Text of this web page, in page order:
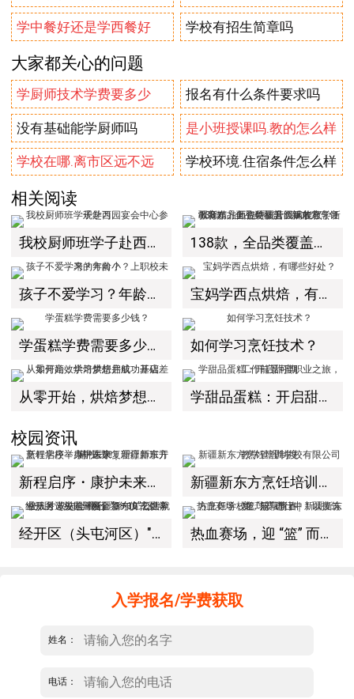
学中餐好还是学西餐好 学校有招生简章吗
大家都关心的问题
学厨师技术学费要多少 报名有什么条件要求吗
没有基础能学厨师吗 是小班授课吗.教的怎么样
学校在哪.离市区远不远 学校环境.住宿条件怎么样
相关阅读
我校厨师班学子赴西园宴会中心参观学习 138款，全品类覆盖！新东方烹饪教育精品面包特训营圆满收官，新疆新东方师资硬核升级赋能教学！
孩子不爱学习？年龄小？上职校未来的方向？ 宝妈学西点烘焙，有哪些好处？
学蛋糕学费需要多少钱？ 如何学习烹饪技术？
从零开始，烘焙梦想启航：基础差如何高效学习烘焙并成功开店 学甜品蛋糕：开启甜蜜职业之旅，工作前景可期
校园资讯
新程启序・康护未来｜新疆新东方烹饪学校举办中医康复理疗师班开幕仪式！ 新疆新东方烹饪培训学校有限公司教学管理制度
经开区（头屯河区）"3+10"公共就业服务进校园暨新疆新东方烹饪学校人才双选会+校企签约仪式圆满举行 热血赛场，迎 “篮” 而上｜新疆新东方烹饪学校篮球赛进行中！以技筑梦，乐享青春
入学报名/学费获取
姓名：
电话：